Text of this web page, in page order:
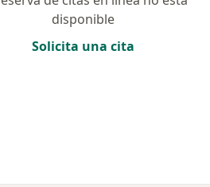
disponible
Solicita una cita